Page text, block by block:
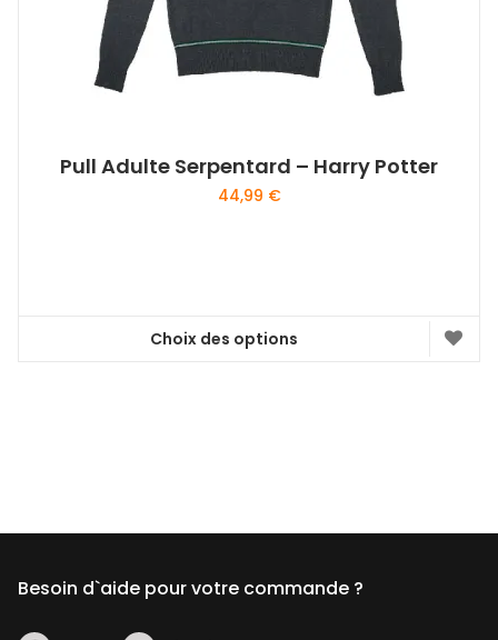
Pull Adulte Serpentard – Harry Potter
44,99 €
Choix des options
Ce
peuvent
choisies
Besoin d`aide pour votre commande ?